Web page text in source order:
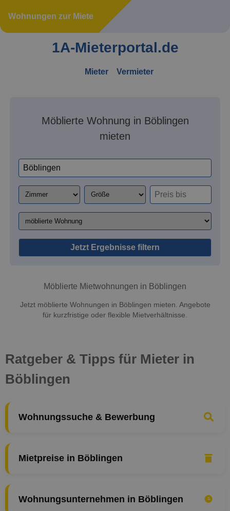
Wohnungen zur Miete
1A-Mieterportal.de
Mieter Vermieter
Möblierte Wohnung in Böblingen
mieten
Jetzt Ergebnisse filtern
Möblierte Mietwohnungen in Böblingen
Jetzt möblierte Wohnungen in Böblingen mieten. Angebote
für kurzfristige oder flexible Mietverhältnisse.
Ratgeber & Tipps für Mieter in
Böblingen
Wohnungssuche & Bewerbung
Mietpreise in Böblingen
Wohnungsunternehmen in Böblingen